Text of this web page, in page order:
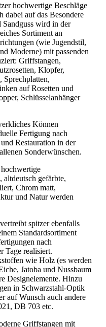
hochwertige Beschläge
dabei auf das Besondere
wird in der
Sortiment an
(wie Jugendstil,
Moderne) mit passenden
Griffstangen,
Klopfer,
auf Rosetten und
Schlüsselanhänger
Können
Fertigung nach
Restauration in der
Sonderwünschen.
gefärbte,
Chrom matt,
und Natur werden
spitzer ebenfalls
Standardsortiment
nach
Tage realisiert.
wie Holz (es werden
Jatoba und Nussbaum
Designelemente. Hinzu
in Schwarzstahl-Optik
auf Wunsch auch andere
DB 703 etc.
Griffstangen mit